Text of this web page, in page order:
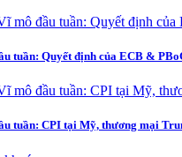
tuần: Quyết định của ECB &
tuần: CPI tại Mỹ, thương mại